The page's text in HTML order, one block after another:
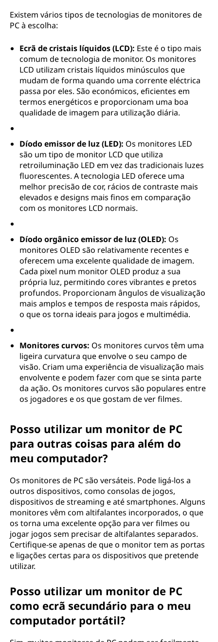
Existem vários tipos de tecnologias de monitores de
PC à escolha:
Ecrã de cristais líquidos (LCD): Este é o tipo mais
comum de tecnologia de monitor. Os monitores
LCD utilizam cristais líquidos minúsculos que
mudam de forma quando uma corrente eléctrica
passa por eles. São económicos, eficientes em
termos energéticos e proporcionam uma boa
qualidade de imagem para utilização diária.
Díodo emissor de luz (LED): Os monitores LED
são um tipo de monitor LCD que utiliza
retroiluminação LED em vez das tradicionais luzes
fluorescentes. A tecnologia LED oferece uma
melhor precisão de cor, rácios de contraste mais
elevados e designs mais finos em comparação
com os monitores LCD normais.
Díodo orgânico emissor de luz (OLED): Os
monitores OLED são relativamente recentes e
oferecem uma excelente qualidade de imagem.
Cada pixel num monitor OLED produz a sua
própria luz, permitindo cores vibrantes e pretos
profundos. Proporcionam ângulos de visualização
mais amplos e tempos de resposta mais rápidos,
o que os torna ideais para jogos e multimédia.
Monitores curvos: Os monitores curvos têm uma
ligeira curvatura que envolve o seu campo de
visão. Criam uma experiência de visualização mais
envolvente e podem fazer com que se sinta parte
da ação. Os monitores curvos são populares entre
os jogadores e os que gostam de ver filmes.
Posso utilizar um monitor de PC
para outras coisas para além do
meu computador?
Os monitores de PC são versáteis. Pode ligá-los a
outros dispositivos, como consolas de jogos,
dispositivos de streaming e até smartphones. Alguns
monitores vêm com altifalantes incorporados, o que
os torna uma excelente opção para ver filmes ou
jogar jogos sem precisar de altifalantes separados.
Certifique-se apenas de que o monitor tem as portas
e ligações certas para os dispositivos que pretende
utilizar.
Posso utilizar um monitor de PC
como ecrã secundário para o meu
computador portátil?